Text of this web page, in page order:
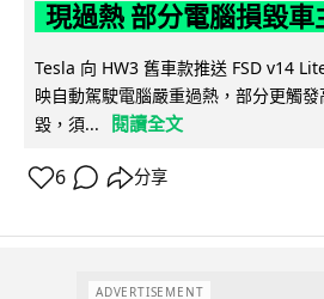
現過熱 部分電腦損毀車
Tesla 向 HW3 舊車款推送 FSD v14
映自動駕駛電腦嚴重過熱，部分更觸
毀，須...
閱讀全文
6 分享
ADVERTISEMENT